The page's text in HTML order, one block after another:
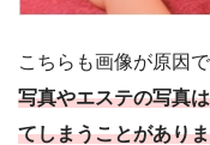
こちらも画像が原因
写真やエステの写真
てしまうことがあり